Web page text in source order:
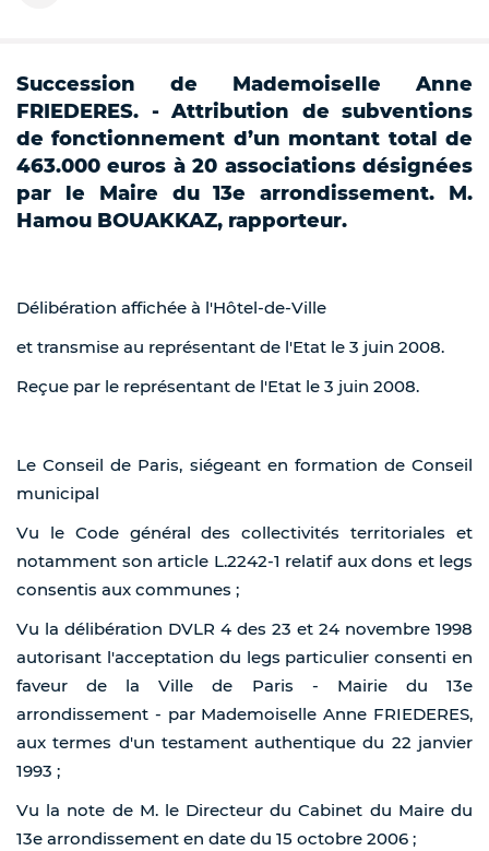
Succession de Mademoiselle Anne
FRIEDERES. - Attribution de subventions
de fonctionnement d’un montant total de
463.000 euros à 20 associations désignées
par le Maire du 13e arrondissement. M.
Hamou BOUAKKAZ, rapporteur.
Délibération affichée à l'Hôtel-de-Ville
et transmise au représentant de l'Etat le 3 juin 2008.
Reçue par le représentant de l'Etat le 3 juin 2008.
Le Conseil de Paris, siégeant en formation de Conseil
municipal
Vu le Code général des collectivités territoriales et
notamment son article L.2242-1 relatif aux dons et legs
consentis aux communes ;
Vu la délibération DVLR 4 des 23 et 24 novembre 1998
autorisant l'acceptation du legs particulier consenti en
faveur de la Ville de Paris - Mairie du 13e
arrondissement - par Mademoiselle Anne FRIEDERES,
aux termes d'un testament authentique du 22 janvier
1993 ;
Vu la note de M. le Directeur du Cabinet du Maire du
13e arrondissement en date du 15 octobre 2006 ;